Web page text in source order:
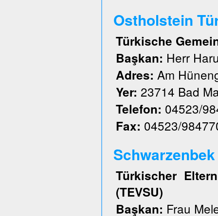
Ostholstein
Türkische
Başkan: Herr
Adres: Am
Yer: 23714 Bad
Telefon: 04523/
Fax: 04523/
Türkischer
(TEVSU)
Başkan: Frau